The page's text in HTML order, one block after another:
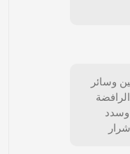
وسائر
وسدد